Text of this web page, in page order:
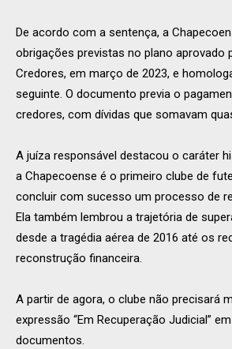
De acordo com a sentença, a
obrigações previstas no plano aprovado
Credores, em março de 2023, e
seguinte. O documento previa o
credores, com dívidas que somavam
A juíza responsável destacou o caráter
a Chapecoense é o primeiro clube de
concluir com sucesso um processo de
Ela também lembrou a trajetória de
desde a tragédia aérea de 2016 até os
reconstrução financeira.
A partir de agora, o clube não precisará
expressão “Em Recuperação Judicial”
documentos.